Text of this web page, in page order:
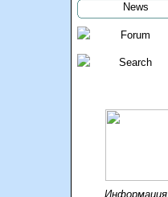
Информация
News
Forum
Search